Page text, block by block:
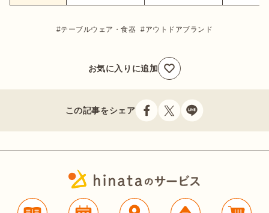
テーブルウェア・食器 アウトドアブランド
お気に入りに追加
この記事をシェア